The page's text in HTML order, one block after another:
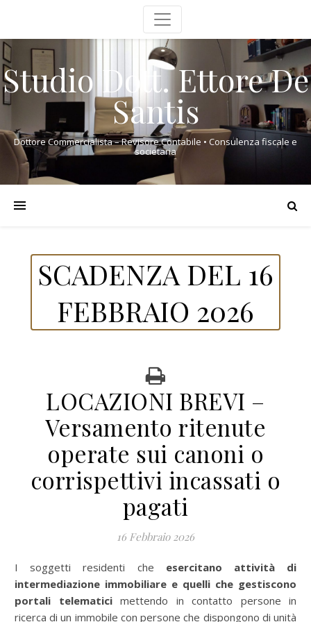
Studio Dott. Ettore De
Santis
Dottore Commercialista – Revisore Contabile • Consulenza fiscale e
societaria
SCADENZA DEL 16
FEBBRAIO 2026
LOCAZIONI BREVI –
Versamento ritenute
operate sui canoni o
corrispettivi incassati o
pagati
16 Febbraio 2026
I soggetti residenti che esercitano attività di
intermediazione immobiliare e quelli che gestiscono
portali telematicimettendo in contatto persone in
ricerca di un immobile con persone che dispongono di unità